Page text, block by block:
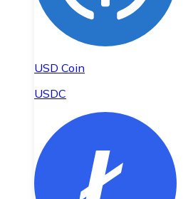
USD Coin
USDC